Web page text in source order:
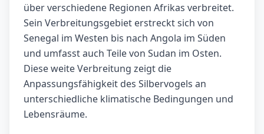
über verschiedene Regionen Afrikas verbreitet.
Sein Verbreitungsgebiet erstreckt sich von
Senegal im Westen bis nach Angola im Süden
und umfasst auch Teile von Sudan im Osten.
Diese weite Verbreitung zeigt die
Anpassungsfähigkeit des Silbervogels an
unterschiedliche klimatische Bedingungen und
Lebensräume.